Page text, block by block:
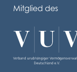
Mitglied des